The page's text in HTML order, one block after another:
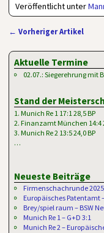
Veröffentlicht unter
← Vorheriger Artikel
Aktuelle Termine
02.07.: Siegerehrung mit
Stand der
1. Munich Re 1 17:1 28,5 BP
2. Finanzamt München 14:4
3. Munich Re 2 13:5 24,0 BP
…
Neueste Beiträge
Firmenschachrunde
Europäisches Patentamt
Brey/spiel raum – BSW
Munich Re 1 – G+D 3:1
Munich Re 2 –